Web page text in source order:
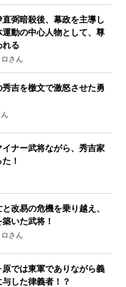
直弼暗殺後、幕政を主導し
動の中心人物として、尊
れる
さん
秀吉を檄文で激怒させた勇
イナー武将ながら、秀吉家
！
と改易の危機を乗り越え、
いた武将！
さん
原では東軍でありながら義
した律義者！？